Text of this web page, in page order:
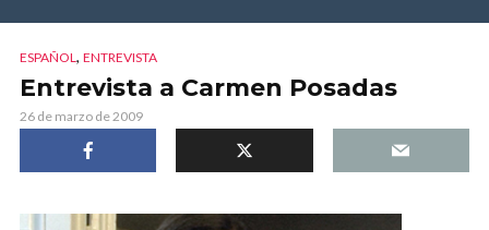
ESPAÑOL, ENTREVISTA
Entrevista a Carmen Posadas
26 de marzo de 2009